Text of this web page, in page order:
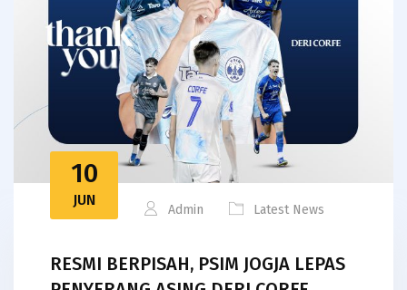
10
JUN
Admin Latest News
RESMI BERPISAH, PSIM JOGJA LEPAS